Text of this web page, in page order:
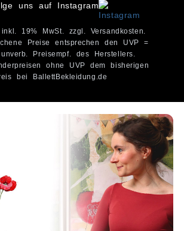
uns auf Instagram
19% MwSt. zzgl. Versandkosten.
Preise entsprechen den UVP =
Preisempf. des Herstellers.
ohne UVP dem bisherigen
bei BallettBekleidung.de